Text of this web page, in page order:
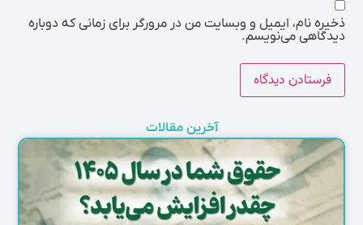
ذخیره نام، ایمیل و وبسایت من در مرورگر برای زمانی که دوباره
دیدگاهی می‌نویسم.
آخرین مقالات